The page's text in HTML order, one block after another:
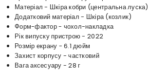
Матеріал - Шкіра кобри (центральна луска)
Додатковий матеріал - Шкіра (козлик)
Форм-фактор - чохол-накладка
Рік випуску пристрою - 2022
Розмір екрану - 6.1 дюйм
Захист корпусу - частковий
Вага аксесуару - 28 г